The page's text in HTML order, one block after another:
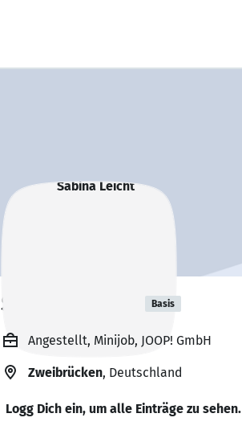
Sabina Leicht Basis
Angestellt, Minijob, JOOP! GmbH
Zweibrücken, Deutschland
Logg Dich ein, um alle Einträge zu sehen.